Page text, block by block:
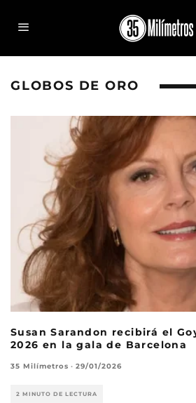
GLOBOS DE ORO
Susan Sarandon recibirá el
2026 en la gala de Barcelona
35 Milímetros · 29/01/2026
2 MINUTO DE LECTURA